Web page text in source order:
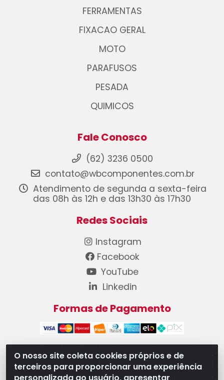
O nosso site coleta cookies próprios e de
terceiros para proporcionar uma experiência
FERRAMENTAS
FIXACAO GERAL
MOTO
PARAFUSOS
PESADA
QUIMICOS
Fale Conosco
(62) 3236 0500
contato@wbcomponentes.com.br
Atendimento de segunda a sexta-feira
das 08h às 12h e das 13h30 às 17h30
Redes Sociais
Instagram
Facebook
YouTube
Linkedin
Formas de Pagamento
WB Componentes Automotivos LTDA - CNPJ
08.528.393/0001-12 - Rua do Níquel, 667 - Parque